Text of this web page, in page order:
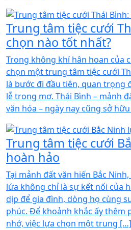
Trung tâm tiệc cưới
chọn nào tốt nhất?
Trong không khí hân hoan của
chọn một trung tâm tiệc cưới
là bước đi đầu tiên, quan trọng
lễ trong mơ. Thái Bình – mảnh
văn hóa – ngày nay cũng sở
Trung tâm tiệc cưới
hoàn hảo
Tại mảnh đất văn hiến Bắc
lứa không chỉ là sự kết nối của
dịp để gia đình, dòng họ cùng
phúc. Để khoảnh khắc ấy thêm
nhớ, việc lựa chọn một trung […]